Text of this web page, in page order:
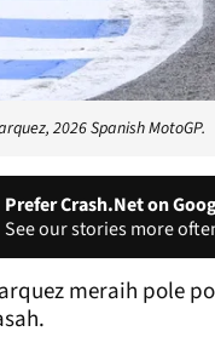
2026 Spanish MotoGP.
Prefer Crash.Net on
See our stories more
meraih pole